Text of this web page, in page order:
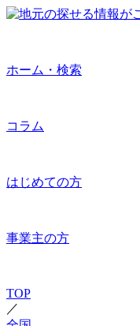
ホーム・検索
コラム
はじめての方
事業主の方
TOP
／